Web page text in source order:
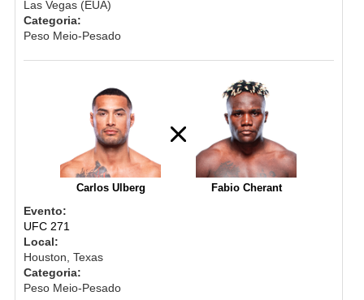
Las Vegas (EUA)
Categoria:
Peso Meio-Pesado
Carlos Ulberg Fabio Cherant
Evento:
UFC 271
Local:
Houston, Texas
Categoria:
Peso Meio-Pesado